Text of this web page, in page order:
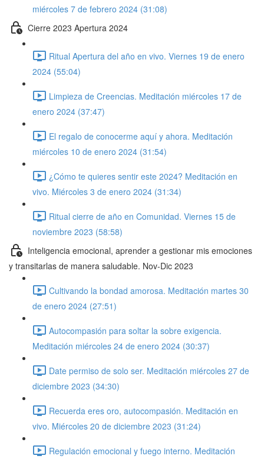
miércoles 7 de febrero 2024 (31:08)
Cierre 2023 Apertura 2024
Ritual Apertura del año en vivo. Viernes 19 de enero
2024 (55:04)
Limpieza de Creencias. Meditación miércoles 17 de
enero 2024 (37:47)
El regalo de conocerme aquí y ahora. Meditación
miércoles 10 de enero 2024 (31:54)
¿Cómo te quieres sentir este 2024? Meditación en
vivo. Miércoles 3 de enero 2024 (31:34)
Ritual cierre de año en Comunidad. Viernes 15 de
noviembre 2023 (58:58)
Inteligencia emocional, aprender a gestionar mis emociones
y transitarlas de manera saludable. Nov-Dic 2023
Cultivando la bondad amorosa. Meditación martes 30
de enero 2024 (27:51)
Autocompasión para soltar la sobre exigencia.
Meditación miércoles 24 de enero 2024 (30:37)
Date permiso de solo ser. Meditación miércoles 27 de
diciembre 2023 (34:30)
Recuerda eres oro, autocompasión. Meditación en
vivo. Miércoles 20 de diciembre 2023 (31:24)
Regulación emocional y fuego interno. Meditación